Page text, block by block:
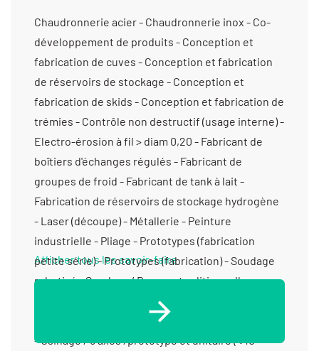
Chaudronnerie acier - Chaudronnerie inox - Co-
développement de produits - Conception et
fabrication de cuves - Conception et fabrication
de réservoirs de stockage - Conception et
fabrication de skids - Conception et fabrication de
trémies - Contrôle non destructif (usage interne) -
Electro-érosion à fil > diam 0,20 - Fabricant de
boîtiers d'échanges régulés - Fabricant de
groupes de froid - Fabricant de tank à lait -
Fabrication de réservoirs de stockage hydrogène
- Laser (découpe) - Métallerie - Peinture
industrielle - Pliage - Prototypes (fabrication
petite série) - Prototypes (fabrication) - Soudage
robotisé - Soudure / Brasure traditionnelle -
Soudure sous qualification - Test étanchéité à
l’eau - Tests de pression à l’air - Tôlerie industrielle
- Usinage / 5 axes /prototype et unitaire (< 10
Afficher tous les savoir-faire